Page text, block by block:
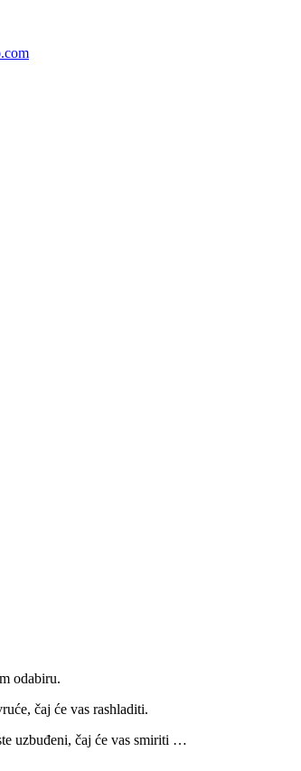
odabiru.
čaj će vas rashladiti.
uzbuđeni, čaj će vas smiriti …